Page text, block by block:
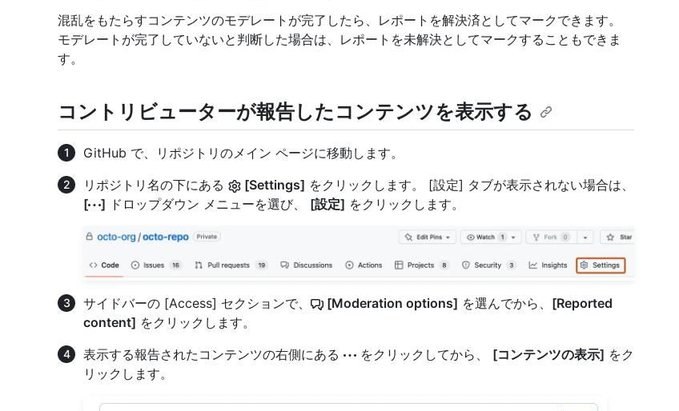
混乱をもたらすコンテンツのモデレートが完了したら、レポートを解決済としてマークできます。
モデレートが完了していないと判断した場合は、レポートを未解決としてマークすることもできま
す。
コントリビューターが報告したコンテンツを表示する
GitHub で、リポジトリのメイン ページに移動します。
リポジトリ名の下にある
[Settings] をクリックします。 [設定] タブが表示されない場合は、
[
] ドロップダウン メニューを選び、 [設定] をクリックします。
サイドバーの [Access] セクションで、 [Moderation options] を選んでから、 [Reported
content] をクリックします。
表示する報告されたコンテンツの右側にある
をクリックしてから、 [コンテンツの表示] をク
リックします。